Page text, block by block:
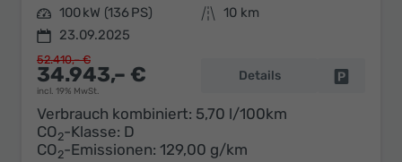
Leistung 100 kW (136 PS) Kilometerstand 10 km
23.09.2025
34.943,– €
incl. 19% MwSt.
52.410,– €
Details
Verbrauch kombiniert: 5,70 l/100km
CO2-Klasse: D
CO2-Emissionen: 129,00 g/km